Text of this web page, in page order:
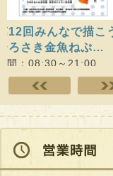
津軽のねぷた絵展
時間：08:30～21:00